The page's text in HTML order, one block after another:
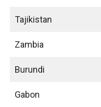
Tajikistan
Zambia
Burundi
Gabon